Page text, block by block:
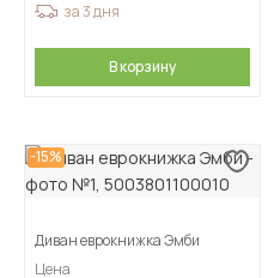
за 3 дня
В корзину
-15%
Диван еврокнижка Эмби
Цена